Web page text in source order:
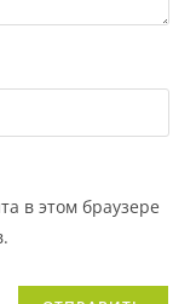
в этом браузере